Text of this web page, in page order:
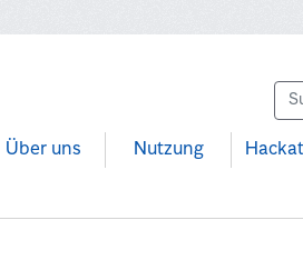
Über uns Nutzung